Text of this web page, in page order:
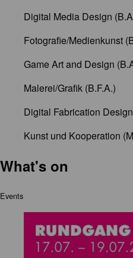
Digital Media Design
Fotografie/Medienkunst
Game Art and Design
Malerei/Grafik (B.F.A.)
Digital Fabrication
Kunst und Kooperation
What's on
Events